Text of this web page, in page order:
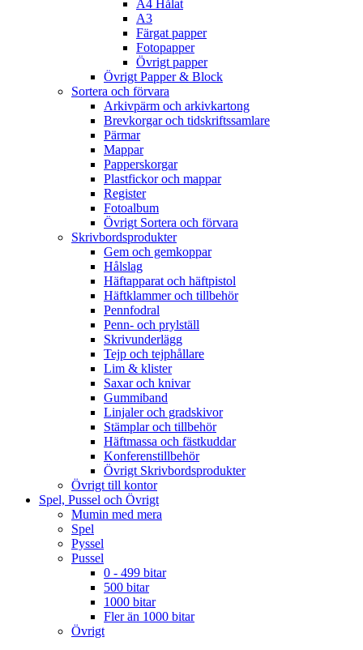
A4 Hålat
A3
Färgat papper
Fotopapper
Övrigt papper
Övrigt Papper & Block
Sortera och förvara
Arkivpärm och arkivkartong
Brevkorgar och tidskriftssamlare
Pärmar
Mappar
Papperskorgar
Plastfickor och mappar
Register
Fotoalbum
Övrigt Sortera och förvara
Skrivbordsprodukter
Gem och gemkoppar
Hålslag
Häftapparat och häftpistol
Häftklammer och tillbehör
Pennfodral
Penn- och prylställ
Skrivunderlägg
Tejp och tejphållare
Lim & klister
Saxar och knivar
Gummiband
Linjaler och gradskivor
Stämplar och tillbehör
Häftmassa och fästkuddar
Konferenstillbehör
Övrigt Skrivbordsprodukter
Övrigt till kontor
Spel, Pussel och Övrigt
Mumin med mera
Spel
Pyssel
Pussel
0 - 499 bitar
500 bitar
1000 bitar
Fler än 1000 bitar
Övrigt